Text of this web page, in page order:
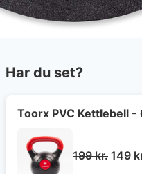
Har du set?
Toorx PVC Kettlebell -
199kr. Den
149